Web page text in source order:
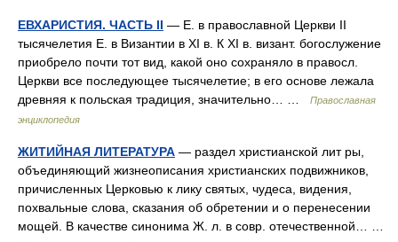
ЕВХАРИСТИЯ. ЧАСТЬ II — Е. в православной Церкви II
тысячелетия Е. в Византии в XI в. К XI в. визант. богослужение
приобрело почти тот вид, какой оно сохраняло в правосл.
Церкви все последующее тысячелетие; в его основе лежала
древняя к польская традиция, значительно… …
Православная
энциклопедия
ЖИТИЙНАЯ ЛИТЕРАТУРА — раздел христианской лит ры,
объединяющий жизнеописания христианских подвижников,
причисленных Церковью к лику святых, чудеса, видения,
похвальные слова, сказания об обретении и о перенесении
мощей. В качестве синонима Ж. л. в совр. отечественной… …